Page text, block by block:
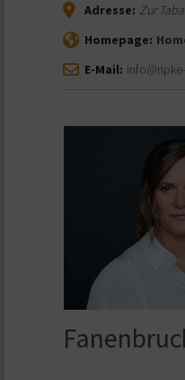
Adresse: Zur
Homepage:
E-Mail: